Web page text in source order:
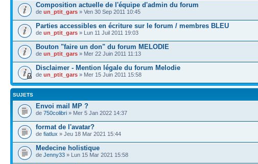
Composition actuelle de l'équipe d'admin du forum
de un_ptit_gars » Ven 30 Sep 2011 10:45
Parties accessibles en écriture sur le forum / membres BLEU
de un_ptit_gars » Lun 11 Juil 2011 19:03
Bouton "faire un don" du forum MELODIE
de un_ptit_gars » Mer 22 Juin 2011 11:13
Disclaimer - Mention légale du forum Melodie
de un_ptit_gars » Mer 15 Juin 2011 15:58
SUJETS
Envoi mail MP ?
de 750colibri » Mer 5 Jan 2022 14:37
format de l'avatar?
de fiatlux » Jeu 18 Mar 2021 15:44
Medecine holistique
de Jenny33 » Lun 15 Mar 2021 15:58